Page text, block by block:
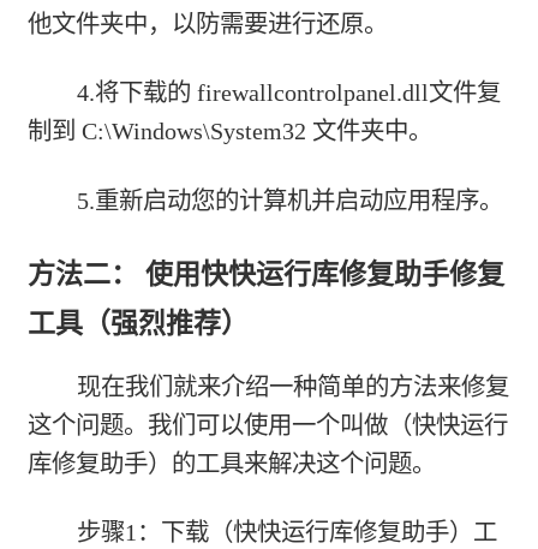
他文件夹中，以防需要进行还原。
4.将下载的 firewallcontrolpanel.dll文件复
制到 C:\Windows\System32 文件夹中。
5.重新启动您的计算机并启动应用程序。
方法二： 使用快快运行库修复助手修复
工具（强烈推荐）
现在我们就来介绍一种简单的方法来修复
这个问题。我们可以使用一个叫做（快快运行
库修复助手）的工具来解决这个问题。
步骤1：下载（快快运行库修复助手）工